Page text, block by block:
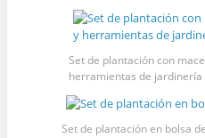
Set de plantación con
herramientas de jardinería
Set de plantación en bolsa